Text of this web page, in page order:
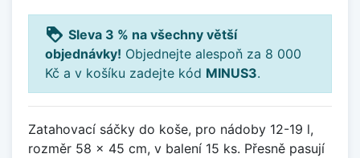
loyalty Sleva 3 % na všechny větší
objednávky! Objednejte alespoň za 8 000
Kč a v košíku zadejte kód MINUS3.
Zatahovací sáčky do koše, pro nádoby 12-19 l,
rozměr 58 x 45 cm, v balení 15 ks. Přesně pasují